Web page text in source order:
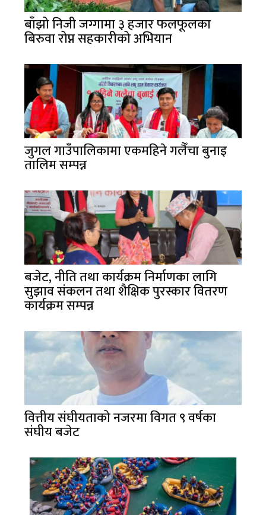
बाँझो निजी जग्गामा ३ हजार फलफूलका
बिरुवा रोप्न सहकारीको अभियान
जुगल गाउँपालिकामा एकमहिने गलैँचा बुनाइ
तालिम सम्पन्न
बजेट, नीति तथा कार्यक्रम निर्माणका लागि
सुझाव संकलन तथा शैक्षिक पुरस्कार वितरण
कार्यक्रम सम्पन्न
वित्तीय संघीयताको नजरमा विगत ९ वर्षका
संघीय बजेट